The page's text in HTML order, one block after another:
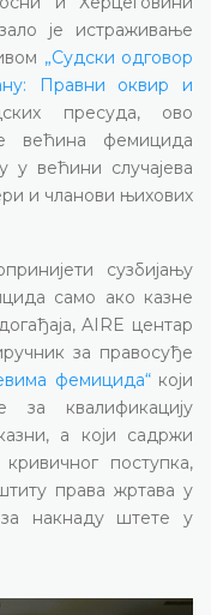
је истраживање
„Судски одговор
Правни оквир и
пресуда, ово
већина фемицида
већини случајева
и чланови њихових
сузбијању
само ако казне
AIRE центар
за правосуђе
фемицида“који
за квалификацију
а који садржи
поступка,
права жртава у
за накнаду штете у